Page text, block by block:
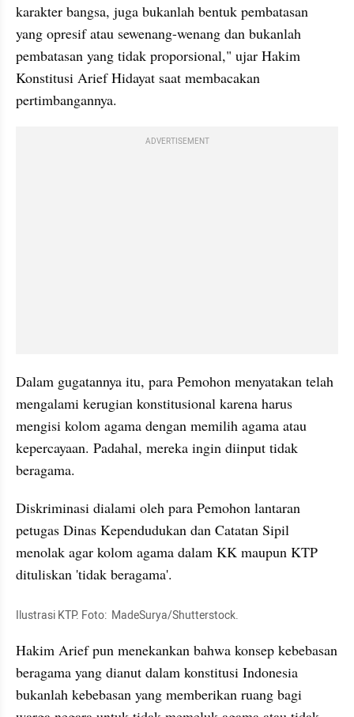
karakter bangsa, juga bukanlah bentuk pembatasan
yang opresif atau sewenang-wenang dan bukanlah
pembatasan yang tidak proporsional," ujar Hakim
Konstitusi Arief Hidayat saat membacakan
pertimbangannya.
ADVERTISEMENT
Dalam gugatannya itu, para Pemohon menyatakan telah
mengalami kerugian konstitusional karena harus
mengisi kolom agama dengan memilih agama atau
kepercayaan. Padahal, mereka ingin diinput tidak
beragama.
Diskriminasi dialami oleh para Pemohon lantaran
petugas Dinas Kependudukan dan Catatan Sipil
menolak agar kolom agama dalam KK maupun KTP
dituliskan 'tidak beragama'.
Ilustrasi KTP. Foto:  MadeSurya/Shutterstock.
Hakim Arief pun menekankan bahwa konsep kebebasan
beragama yang dianut dalam konstitusi Indonesia
bukanlah kebebasan yang memberikan ruang bagi